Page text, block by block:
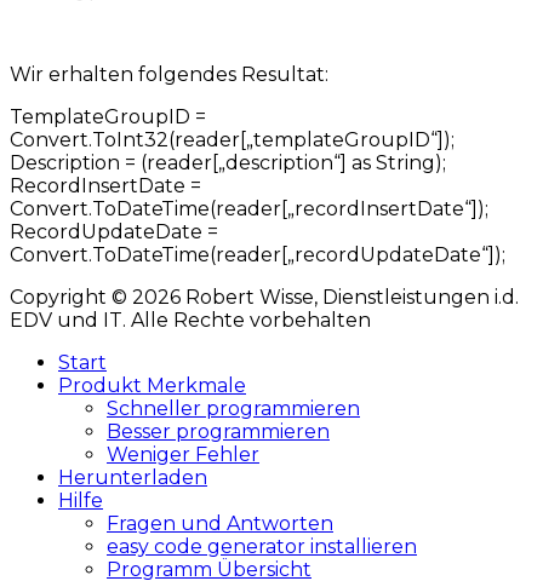
Wir erhalten folgendes Resultat:
TemplateGroupID =
Convert.ToInt32(reader[„templateGroupID“]);
Description = (reader[„description“] as String);
RecordInsertDate =
Convert.ToDateTime(reader[„recordInsertDate“]);
RecordUpdateDate =
Convert.ToDateTime(reader[„recordUpdateDate“]);
Copyright © 2026 Robert Wisse, Dienstleistungen i.d.
EDV und IT. Alle Rechte vorbehalten
Start
Produkt Merkmale
Schneller programmieren
Besser programmieren
Weniger Fehler
Herunterladen
Hilfe
Fragen und Antworten
easy code generator installieren
Programm Übersicht